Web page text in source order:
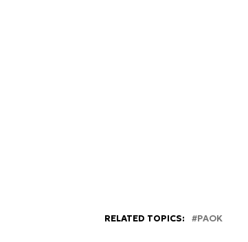
RELATED TOPICS: PAOK